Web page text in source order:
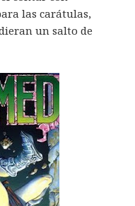
las carátulas,
un salto de